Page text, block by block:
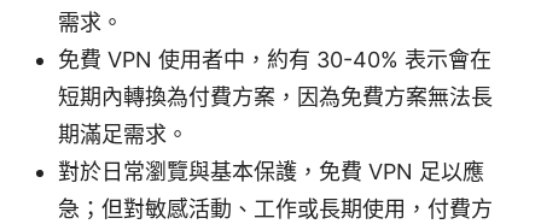
需求。
免費 VPN 使用者中，約有 30-40% 表示會在
短期內轉換為付費方案，因為免費方案無法長
期滿足需求。
對於日常瀏覽與基本保護，免費 VPN 足以應
急；但對敏感活動、工作或長期使用，付費方